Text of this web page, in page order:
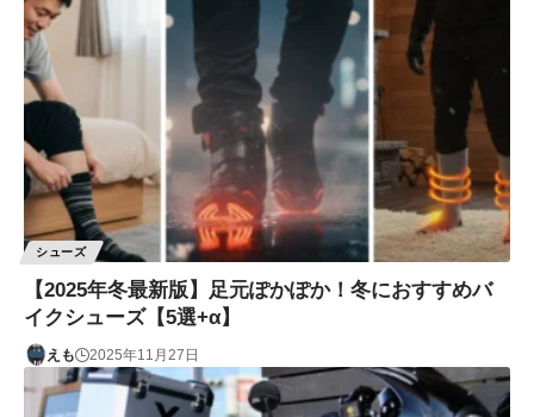
シューズ
【2025年冬最新版】足元ぽかぽか！冬におすすめバ
イクシューズ【5選+α】
えも 2025年11月27日